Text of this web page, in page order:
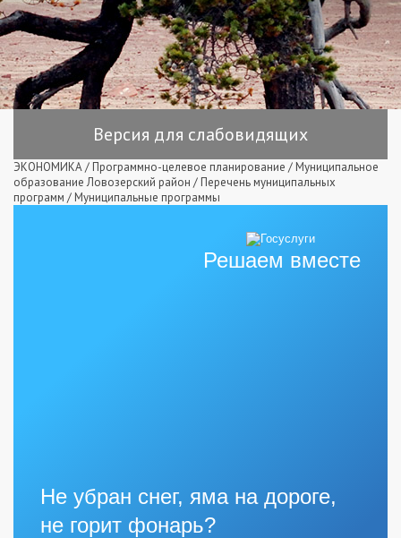
Версия для слабовидящих
ЭКОНОМИКА/ Программно-целевое планирование / Муниципальное
образование Ловозерский район / Перечень муниципальных
программ / Муниципальные программы
Решаем вместе
Не убран снег, яма на дороге,
не горит фонарь?